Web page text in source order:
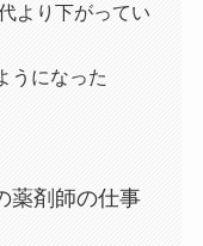
より下がってい
うになった
薬剤師の仕事